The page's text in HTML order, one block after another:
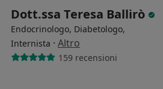
Dott.ssa Teresa Ballirò
Endocrinologo, Diabetologo,
Internista · Altro
159 recensioni